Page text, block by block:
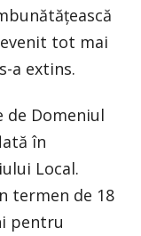
tot mai
a extins.
de Domeniul
în
Local.
termen de 18
pentru